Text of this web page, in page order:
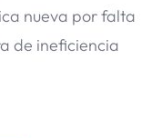
nueva por falta
de ineficiencia